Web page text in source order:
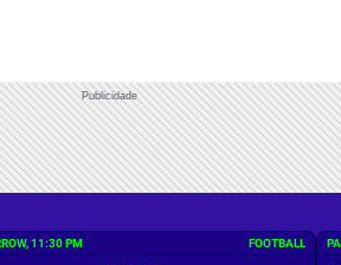
Publicidade